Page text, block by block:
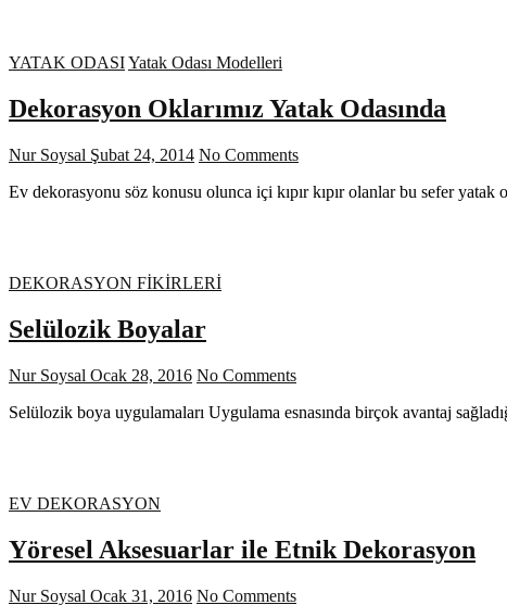
YATAK ODASIYatak Odası Modelleri
Dekorasyon Oklarımız Yatak Odasında
Nur Soysal Şubat 24, 2014 No Comments
Ev dekorasyonu söz konusu olunca içi kıpır kıpır olanlar bu sefer
DEKORASYON FİKİRLERİ
Selülozik Boyalar
Nur Soysal Ocak 28, 2016 No Comments
Selülozik boya uygulamaları Uygulama esnasında birçok avantaj
EV DEKORASYON
Yöresel Aksesuarlar ile Etnik Dekorasyon
Nur Soysal Ocak 31, 2016 No Comments